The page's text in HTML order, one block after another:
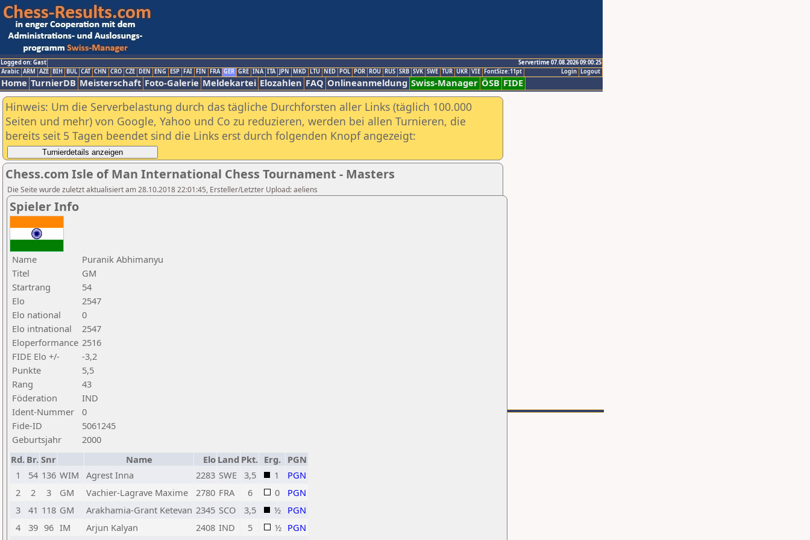
Logged on: Gast
Servertime 07.08.2026 09:00:25
Logout
Login
Arabic ARM AZE BIH BUL CAT CHN CRO CZE DEN ENG ESP FAI FIN FRA GER GRE INA ITA JPN MKD LTU NED POL POR ROU RUS SRB SVK SWE TUR UKR VIE FontSize:11pt
Home TurnierDB Meisterschaft Foto-Galerie Meldekartei Elozahlen FAQ Onlineanmeldung Swiss-Manager ÖSB FIDE
Hinweis: Um die Serverbelastung durch das tägliche Durchforsten aller Links (täglich 100.000
Seiten und mehr) von Google, Yahoo und Co zu reduzieren, werden bei allen Turnieren, die
bereits seit 5 Tagen beendet sind die Links erst durch folgenden Knopf angezeigt:
Chess.com Isle of Man International Chess Tournament - Masters
Die Seite wurde zuletzt aktualisiert am 28.10.2018 22:01:45, Ersteller/Letzter Upload: aeliens
Spieler Info
Name
Puranik Abhimanyu
Titel
GM
Startrang
54
Elo
2547
Elo national
0
Elo intnational
2547
Eloperformance 2516
FIDE Elo +/-
-3,2
Punkte
5,5
Rang
43
Föderation
IND
Ident-Nummer
0
Fide-ID
5061245
Geburtsjahr
2000
Rd. Br. Snr Name Elo Land Pkt. Erg.
PGN
1
54 136 WIM Agrest Inna 2283 SWE 3,5 1
PGN
2
2 3 GM Vachier-Lagrave Maxime 2780 FRA 6 0
PGN
3
41 118 GM Arakhamia-Grant Ketevan 2345 SCO 3,5 ½ PGN
4
39 96 IM Arjun Kalyan 2408 IND 5 ½ PGN